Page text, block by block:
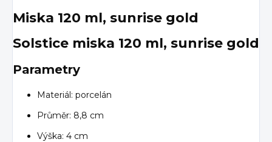
Miska 120 ml, sunrise gold
Solstice miska 120 ml, sunrise gold
Parametry
Materiál: porcelán
Průměr: 8,8 cm
Výška: 4 cm